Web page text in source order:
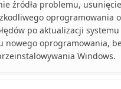
źródła problemu, usunięcie
oprogramowania
po aktualizacji
nowego oprogramowania,
Windows.